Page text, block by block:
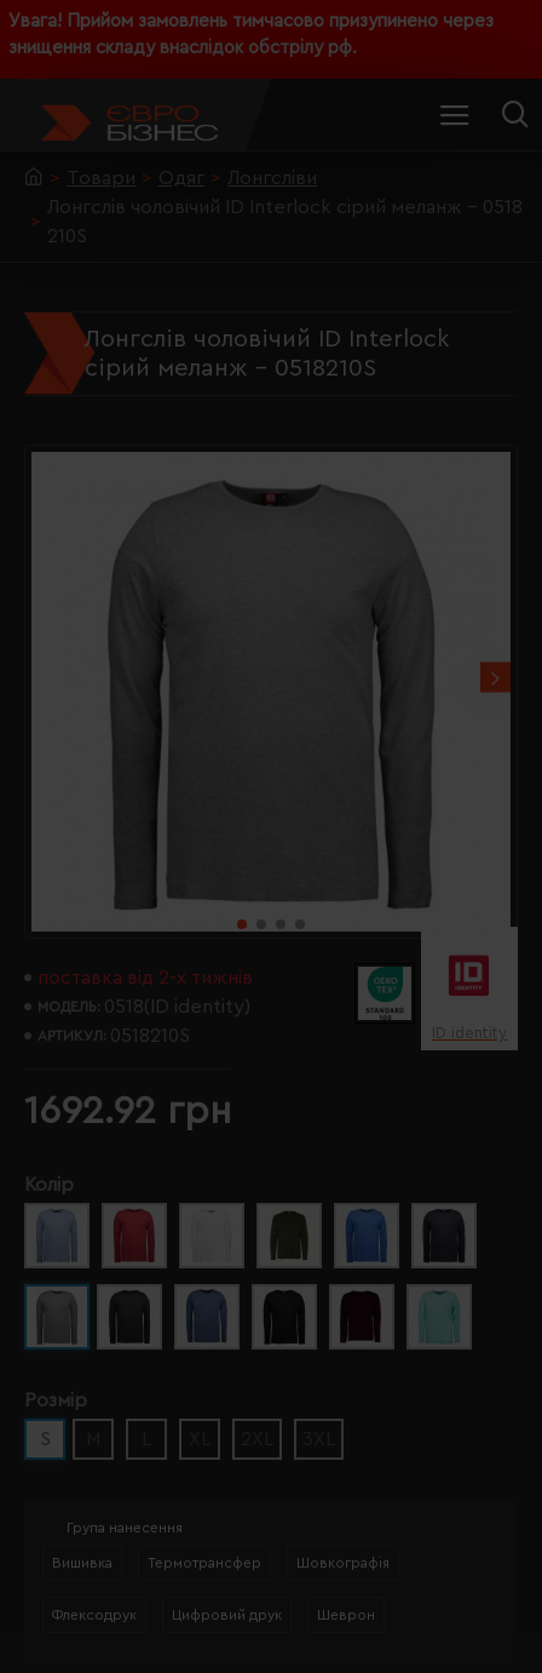
Увага! Прийом замовлень тимчасово призупинено через
знищення складу внаслідок обстрілу рф.
Товари Одяг
Лонгсліви
Лонгслів чоловічий ID Interlock сірий меланж - 0518
210S
Лонгслів чоловічий ID Interlock
сірий меланж - 0518210S
поставка від 2-х тижнів
МОДЕЛЬ: 0518(ID identity)
АРТИКУЛ: 0518210S ID identity
1692.92 грн
Колір
Розмір
S
Група нанесення
Вишивка Термотрансфер Шовкографія
Флексодрук Цифровий друк Шеврон